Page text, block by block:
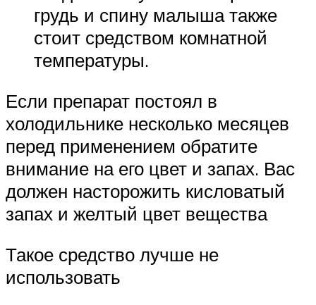
грудь и спину малыша также
стоит средством комнатной
температуры.
Если препарат постоял в
холодильнике несколько месяцев
перед применением обратите
внимание на его цвет и запах. Вас
должен насторожить кисловатый
запах и желтый цвет вещества
Такое средство лучше не
использовать